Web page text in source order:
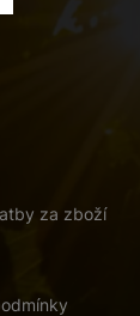
za zboží